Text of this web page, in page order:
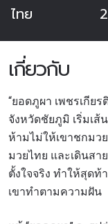
ไทย
เกี่ยวกับ
“ยอดภูผา เพชรเกียร
จังหวัดชัยภูมิ เริ่มเส้
ห้ามไม่ให้เขาชกมว
มวยไทย และเดินส
ตั้งใจจริง ทำให้สุดท้
เขาทำตามความฝัน